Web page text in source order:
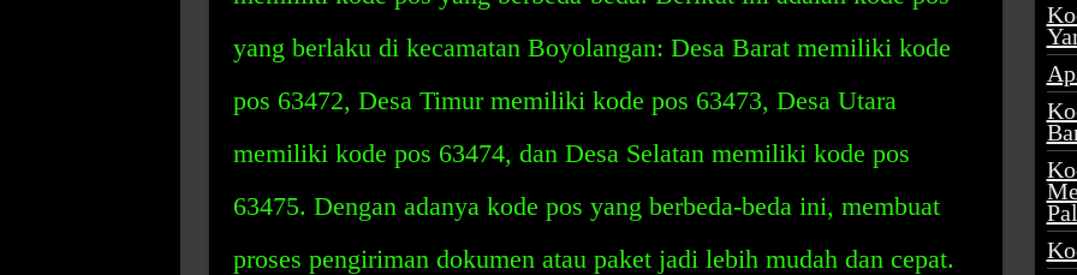
yang berlaku di kecamatan Boyolangan: Desa Barat memiliki kode
pos 63472, Desa Timur memiliki kode pos 63473, Desa Utara
memiliki kode pos 63474, dan Desa Selatan memiliki kode pos
63475. Dengan adanya kode pos yang berbeda-beda ini, membuat
proses pengiriman dokumen atau paket jadi lebih mudah dan cepat.